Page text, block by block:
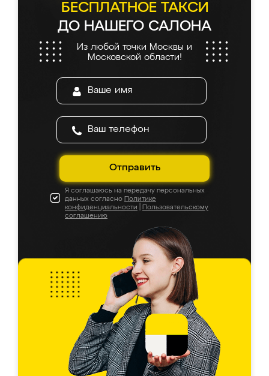
БЕСПЛАТНОЕ ТАКСИ
ДО НАШЕГО САЛОНА
Из любой точки Москвы и
Московской области!
Отправить
Я соглашаюсь на передачу персональных
данных согласно Политике
конфиденциальности
Пользовательскому
соглашению